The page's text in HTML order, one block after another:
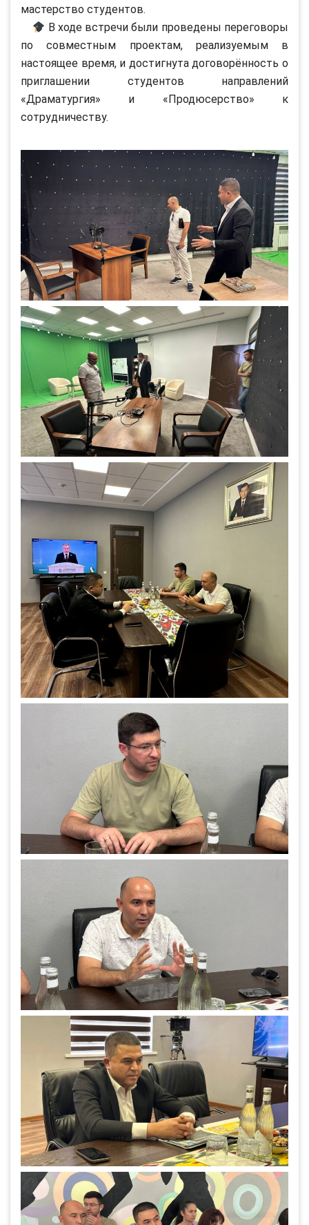
мастерство студентов.
В ходе встречи были проведены переговоры
по совместным проектам, реализуемым в
настоящее время, и достигнута договорённость о
приглашении студентов направлений
«Драматургия» и «Продюсерство» к
сотрудничеству.